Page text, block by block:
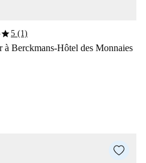
star5 (1)
à Berckmans-Hôtel des Monnaies